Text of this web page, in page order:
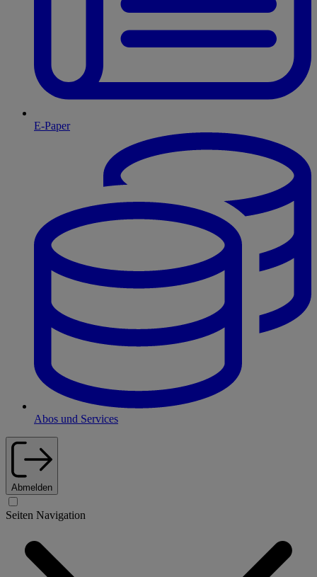
E-Paper
Abos und Services
Abmelden
Seiten Navigation